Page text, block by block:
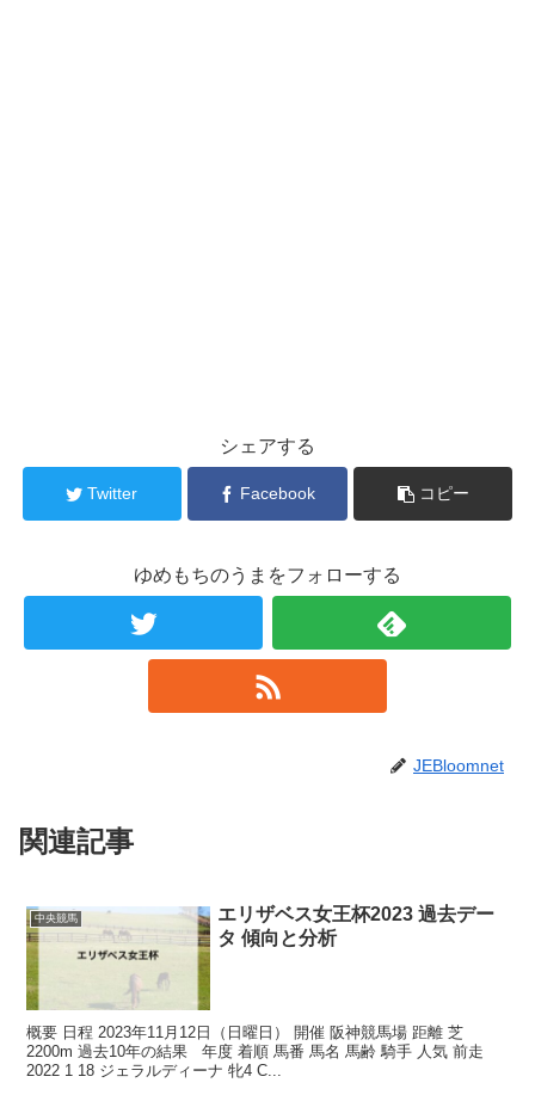
シェアする
Twitter Facebook コピー
ゆめもちのうまをフォローする
JEBloomnet
関連記事
中央競馬
エリザベス女王杯2023 過去デー
タ 傾向と分析
概要 日程 2023年11月12日（日曜日） 開催 阪神競馬場 距離 芝
2200m 過去10年の結果 年度 着順 馬番 馬名 馬齢 騎手 人気 前走
2022 1 18 ジェラルディーナ 牝4 C...